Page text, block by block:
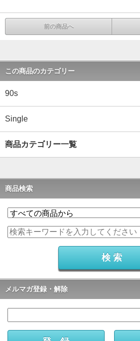
前の商品へ
この商品のカテゴリー
90s
Single
商品カテゴリー一覧
商品検索
メルマガ登録・解除